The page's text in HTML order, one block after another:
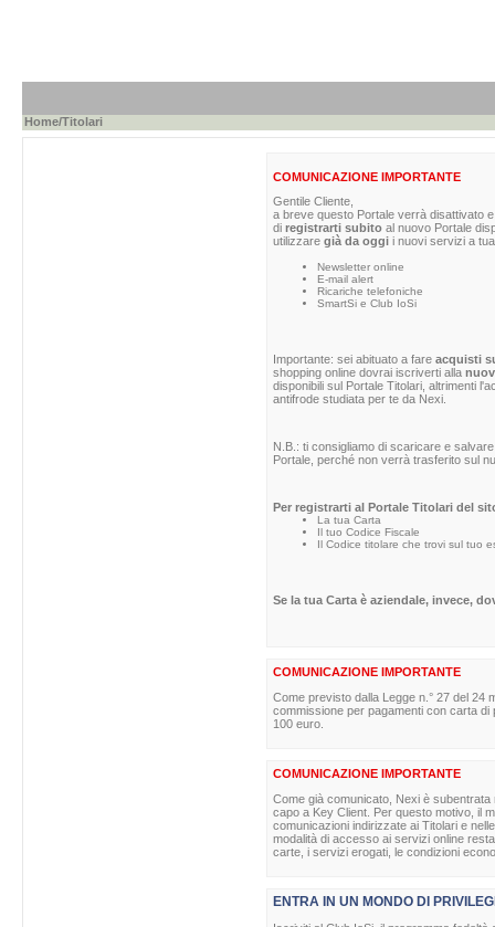
Home/Titolari
COMUNICAZIONE IMPORTANTE
Gentile Cliente,
a breve questo Portale verrà disattivato
diregistrarti subitoal nuovo Portale
utilizzare già da oggii nuovi servizi a
Newsletter online
E-mail alert
Ricariche telefoniche
SmartSi e Club IoSi
Importante: sei abituato a fare acquisti
shopping online dovrai iscriverti alla
disponibili sul Portale Titolari, altrimenti
antifrode studiata per te da Nexi.
N.B.: ti consigliamo di scaricare e
Portale, perché non verrà trasferito sul
Per registrarti al Portale Titolari del
La tua Carta
Il tuo Codice Fiscale
Il Codice titolare che trovi sul tuo
Se la tua Carta è aziendale, invece,
COMUNICAZIONE IMPORTANTE
Come previsto dalla Legge n.° 27 del 24
commissione per pagamenti con carta
100 euro.
COMUNICAZIONE IMPORTANTE
Come già comunicato, Nexi è
capo a Key Client. Per questo motivo, il
comunicazioni indirizzate ai Titolari e
modalità di accesso ai servizi online
carte, i servizi erogati, le condizioni
ENTRA IN UN MONDO DI